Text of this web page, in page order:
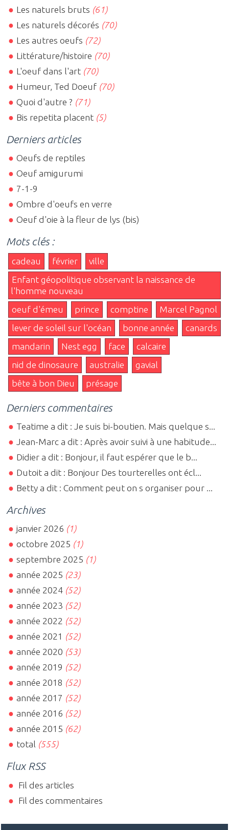
Les naturels bruts (61)
Les naturels décorés (70)
Les autres oeufs (72)
Littérature/histoire (70)
L'oeuf dans l'art (70)
Humeur, Ted Doeuf (70)
Quoi d'autre ? (71)
Bis repetita placent (5)
Derniers articles
Oeufs de reptiles
Oeuf amigurumi
7-1-9
Ombre d'oeufs en verre
Oeuf d'oie à la fleur de lys (bis)
Mots clés :
cadeau février
ville
Enfant géopolitique observant la naissance de
l'homme nouveau
oeuf d'émeu
prince comptine
Marcel Pagnol
lever de soleil sur l'océan
bonne année
canards
mandarin
Nest egg face
calcaire
nid de dinosaure
australie
gavial
bête à bon Dieu
présage
Derniers commentaires
Teatime a dit : Je suis bi-boutien. Mais quelque s...
Jean-Marc a dit : Après avoir suivi à une habitude...
Didier a dit : Bonjour, il faut espérer que le b...
Dutoit a dit : Bonjour Des tourterelles ont écl...
Betty a dit : Comment peut on s organiser pour ...
Archives
janvier 2026 (1)
octobre 2025 (1)
septembre 2025 (1)
année 2025 (23)
année 2024 (52)
année 2023 (52)
année 2022 (52)
année 2021 (52)
année 2020 (53)
année 2019 (52)
année 2018 (52)
année 2017 (52)
année 2016 (52)
année 2015 (62)
total (555)
Flux RSS
Fil des articles
Fil des commentaires